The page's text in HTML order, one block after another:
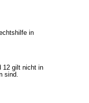
in
12 gilt nicht in
sind.